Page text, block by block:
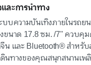
ะการนำทาง
บความบันเทิงภายในรถย
นาด 17.8 ซม. /7" ควบคุ
และ Bluetooth® สำหรับ
ดินทางของคุณสนุกสนานเ